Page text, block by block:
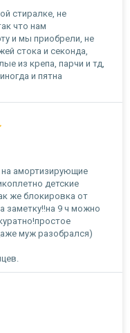
стиралке, не
что нам
и мы приобрели, не
стока и секонда,
из крепа, парчи и тд,
и пятна
на амортизирующие
детские
же блокировка от
заметку!!на 9 ч можно
муж разобрался)